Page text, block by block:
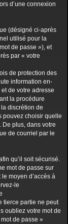
d’une connexion
(désigné ci-après
utilisé pour la
de passe »), et
par « votre
de protection des
information en-
de votre adresse
la procédure
discrétion de
pouvez choisir quelle
plus, dans votre
de courriel par le
qu’il soit sécurisé.
mot de passe sur
moyen d’accès à
le
tierce partie ne peut
oubliez votre mot de
de passe »